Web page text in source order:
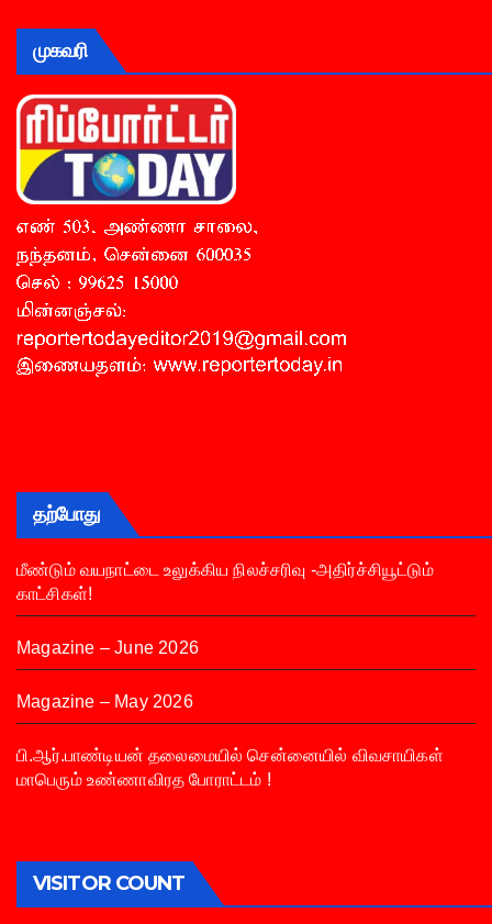
முகவரி
தற்போது
மீண்டும் வயநாட்டை உலுக்கிய நிலச்சரிவு -அதிர்ச்சியூட்டும்
காட்சிகள்!
Magazine – June 2026
Magazine – May 2026
பி.ஆர்.பாண்டியன் தலைமையில் சென்னையில் விவசாயிகள்
மாபெரும் உண்ணாவிரத போராட்டம் !
VISITOR COUNT